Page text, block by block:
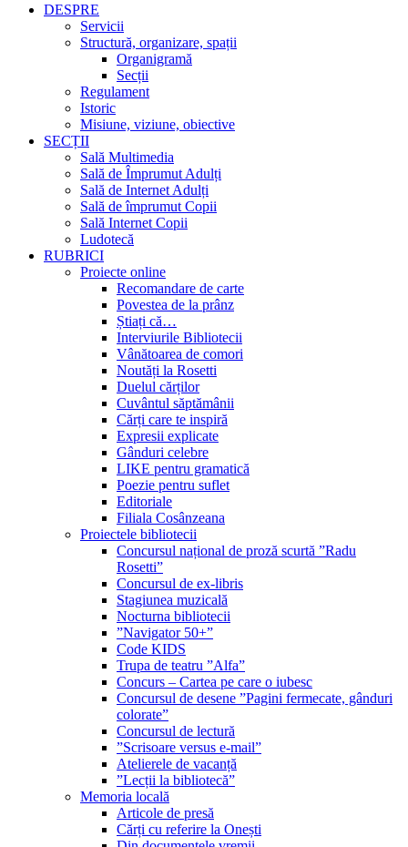
DESPRE
Servicii
Structură, organizare, spații
Organigramă
Secții
Regulament
Istoric
Misiune, viziune, obiective
SECȚII
Sală Multimedia
Sală de Împrumut Adulți
Sală de Internet Adulți
Sală de împrumut Copii
Sală Internet Copii
Ludotecă
RUBRICI
Proiecte online
Recomandare de carte
Povestea de la prânz
Știați că…
Interviurile Bibliotecii
Vânătoarea de comori
Noutăți la Rosetti
Duelul cărților
Cuvântul săptămânii
Cărți care te inspiră
Expresii explicate
Gânduri celebre
LIKE pentru gramatică
Poezie pentru suflet
Editoriale
Filiala Cosânzeana
Proiectele bibliotecii
Concursul național de proză scurtă ”Radu
Rosetti”
Concursul de ex-libris
Stagiunea muzicală
Nocturna bibliotecii
”Navigator 50+”
Code KIDS
Trupa de teatru ”Alfa”
Concurs – Cartea pe care o iubesc
Concursul de desene ”Pagini fermecate, gânduri
colorate”
Concursul de lectură
”Scrisoare versus e-mail”
Atelierele de vacanță
”Lecții la bibliotecă”
Memoria locală
Articole de presă
Cărți cu referire la Onești